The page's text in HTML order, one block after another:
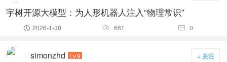
宇树开源大模型：为人形机器人注入“物理常识”
 2026-1-30  661  0
simonzhd Lv.9 + 关注